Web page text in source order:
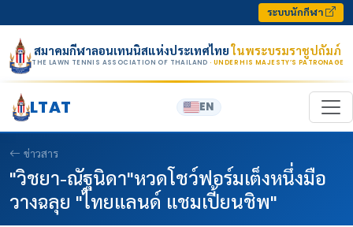
ระบบนักกีฬา
สมาคมกีฬาลอนเทนนิสแห่งประเทศไทยในพระบรมราชูปถัมภ์
THE LAWN TENNIS ASSOCIATION OF THAILAND · UNDER HIS MAJESTY’S PATRONAGE
LTAT EN
ข่าวสาร
"วิชยา-ณัฐนิดา"หวดโชว์ฟอร์มเต็งหนึ่งมือ
วางฉลุย "ไทยแลนด์ แชมเปี้ยนชิพ"